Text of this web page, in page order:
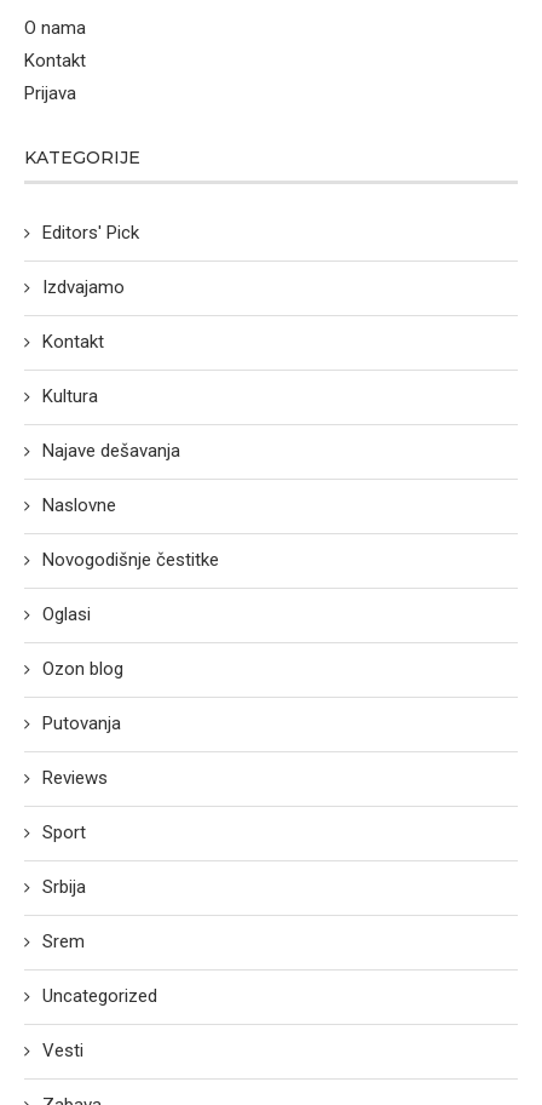
O nama
Kontakt
Prijava
KATEGORIJE
Editors' Pick
Izdvajamo
Kontakt
Kultura
Najave dešavanja
Naslovne
Novogodišnje čestitke
Oglasi
Ozon blog
Putovanja
Reviews
Sport
Srbija
Srem
Uncategorized
Vesti